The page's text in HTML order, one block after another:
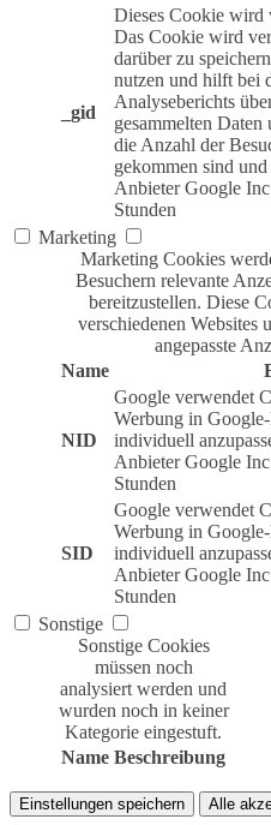
_gid
Dieses Cookie wird
Das Cookie wird
darüber zu
nutzen und hilft bei
Analyseberichts
gesammelten
die Anzahl der
gekommen sind
Anbieter Google
Stunden
Marketing
Marketing Cookies
Besuchern relevante
bereitzustellen. Diese
verschiedenen Websites
angepasste
Name
NID
Google verwendet
Werbung in
individuell
Anbieter Google
Stunden
SID
Google verwendet
Werbung in
individuell
Anbieter Google
Stunden
Sonstige
Sonstige Cookies
müssen noch
analysiert werden und
wurden noch in keiner
Kategorie eingestuft.
Name Beschreibung
Einstellungen speichern Alle